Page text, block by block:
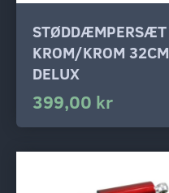
STØDDÆMPERSÆT
KROM/KROM 32CM
DELUX
399,00 kr